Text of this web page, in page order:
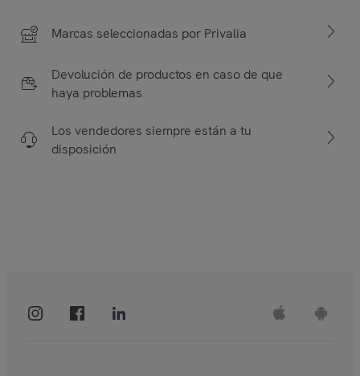
Marcas seleccionadas por Privalia
Devolución de productos en caso de que
haya problemas
Los vendedores siempre están a tu
disposición